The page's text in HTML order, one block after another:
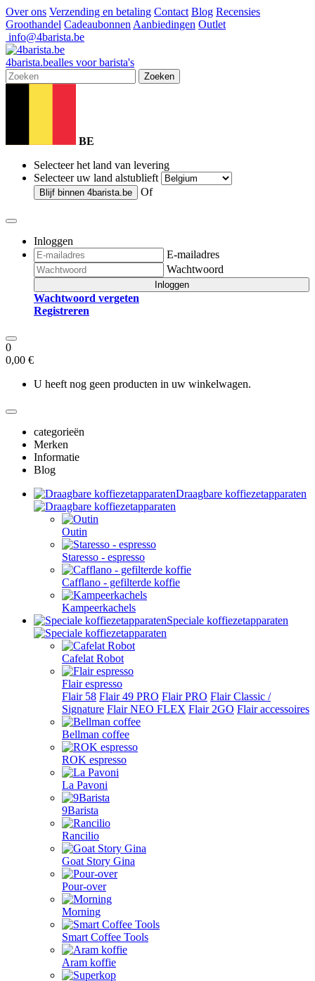
Over ons Verzending en betaling Contact Blog Recensies
Groothandel Cadeaubonnen Aanbiedingen Outlet
info@4barista.be
4barista.bealles voor barista's
Zoeken
BE
Selecteer het land van levering
Selecteer uw land alstublieft
Blijf binnen 4barista.be Of
Inloggen
E-mailadres
Wachtwoord
Inloggen
Wachtwoord vergeten
Registreren
0
0,00 €
U heeft nog geen producten in uw winkelwagen.
categorieën
Merken
Informatie
Blog
Draagbare koffiezetapparaten
Outin
Staresso - espresso
Cafflano - gefilterde koffie
Kampeerkachels
Speciale koffiezetapparaten
Cafelat Robot
Flair espresso
Flair 58 Flair 49 PRO Flair PRO Flair Classic /
Signature Flair NEO FLEX Flair 2GO Flair accessoires
Bellman coffee
ROK espresso
La Pavoni
9Barista
Rancilio
Goat Story Gina
Pour-over
Morning
Smart Coffee Tools
Aram koffie